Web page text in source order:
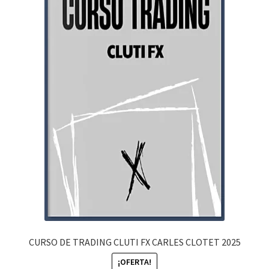
BIENES Y RAICES
EMPRENDIMIENTO
MI CUENTA
CURSO DE TRADING CLUTI FX CARLES CLOTET 2025
¡OFERTA!